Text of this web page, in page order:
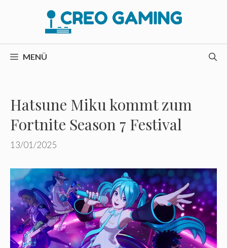
MENÜ
Hatsune Miku kommt zum
Fortnite Season 7 Festival
13/01/2025